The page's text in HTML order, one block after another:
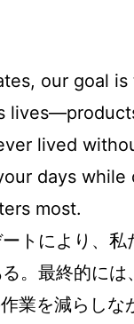
our goal
lived
days
most.
ートにより、
。最終的に
業を減らし